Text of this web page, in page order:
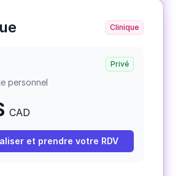
Clinique
Privé
personnel
CAD
et prendre votre RDV